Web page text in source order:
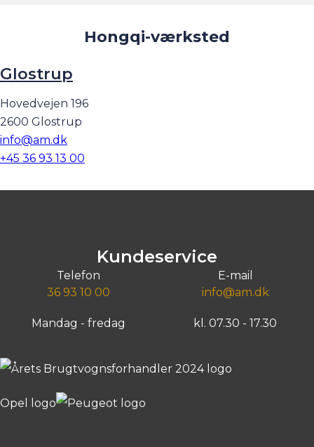
Hongqi-værksted
Glostrup
Hovedvejen 196
2600 Glostrup
info@am.dk
+45 36 93 13 00
Kundeservice
Telefon
36 93 10 00
E-mail
info@am.dk
Mandag - fredag kl. 07.30 - 17.30